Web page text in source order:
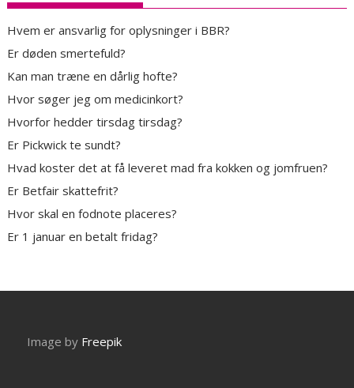
Hvem er ansvarlig for oplysninger i BBR?
Er døden smertefuld?
Kan man træne en dårlig hofte?
Hvor søger jeg om medicinkort?
Hvorfor hedder tirsdag tirsdag?
Er Pickwick te sundt?
Hvad koster det at få leveret mad fra kokken og jomfruen?
Er Betfair skattefrit?
Hvor skal en fodnote placeres?
Er 1 januar en betalt fridag?
Image by Freepik